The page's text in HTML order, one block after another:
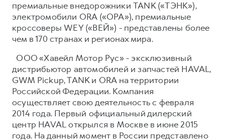
премиальные внедорожники TANK («ТЭНК»),
электромобили ORA («ОРА»), премиальные
кроссоверы WEY («ВЕЙ») - представлены более
чем в 170 странах и регионах мира.
ООО «Хавейл Мотор Рус» - эксклюзивный
дистрибьютор автомобилей и запчастей HAVAL,
GWM Pickup, TANK и ORA на территории
Российской Федерации. Компания
осуществляет свою деятельность с февраля
2014 года. Первый официальный дилерский
центр HAVAL открылся в Москве в июне 2015
года. На данный момент в России представлено